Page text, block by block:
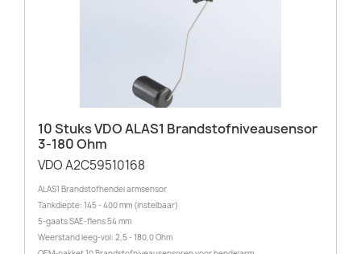
10 Stuks VDO ALAS1 Brandstofniveausensor
3-180 Ohm
VDO A2C59510168
ALAS1 Brandstofhendel armsensor
Tankdiepte: 145 - 400 mm (instelbaar)
5-gaats SAE-flens 54 mm
Weerstand leeg-vol: 2,5 - 180,0 Ohm